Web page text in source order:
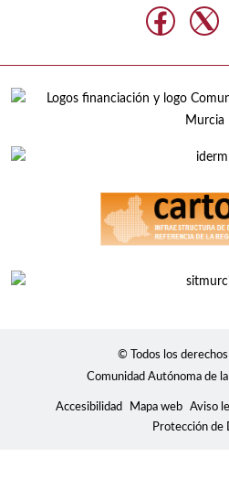
© Todos los
Comunidad Autónoma de
Accesibilidad Mapa web Aviso
Protección de